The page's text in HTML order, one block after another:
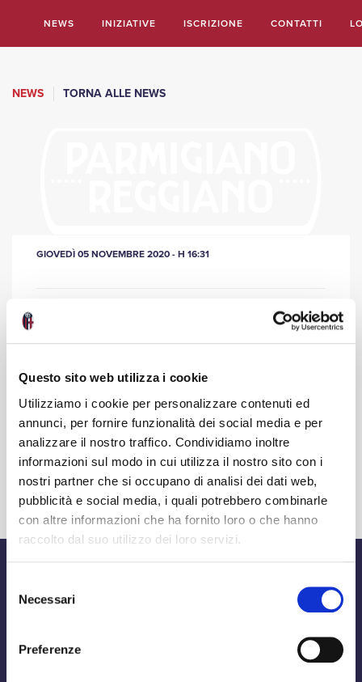
Questo sito web utilizza i cookie
Utilizziamo i cookie per personalizzare contenuti ed
annunci, per fornire funzionalità dei social media e per
analizzare il nostro traffico. Condividiamo inoltre
informazioni sul modo in cui utilizza il nostro sito con i
nostri partner che si occupano di analisi dei dati web,
pubblicità e social media, i quali potrebbero combinarle
con altre informazioni che ha fornito loro o che hanno
raccolto dal suo utilizzo dei loro servizi.
delNecessari
Preferenze
NEWS INIZIATIVE ISCRIZIONE CONTATTI
NEWS TORNA ALLE NEWS
GIOVEDÌ 05 NOVEMBRE 2020 - H 16:31
PARMIGIANO REGGIANO
SHARE